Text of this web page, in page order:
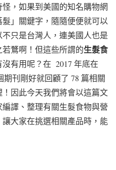
，如果到美國的知名購物網
」關鍵字，隨隨便便就可以
只是台灣人，連美國人也是
鶩啊！但這些所謂的生髮食
沒有用呢？在 2017 年底在
期刊剛好就回顧了 78 篇相關
因此今天我們將會以這篇文
譯、整理有關生髮食物與營
大家在挑選相關產品時，能